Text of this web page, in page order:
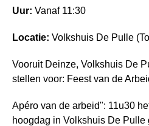
Uur: Vanaf 11:30
Locatie: Volkshuis De Pulle
Vooruit Deinze, Volkshuis De
stellen voor: Feest van de
Apéro van de arbeid": 11u30
hoogdag in Volkshuis De Pulle